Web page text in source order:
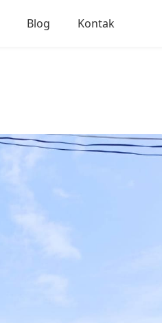
Blog Kontak